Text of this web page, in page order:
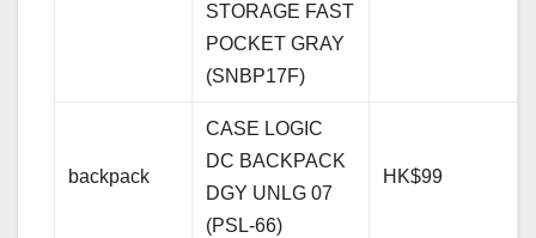
STORAGE FAST
POCKET GRAY
(SNBP17F)
backpack
CASE LOGIC
DC BACKPACK
DGY UNLG 07
(PSL-66)
HK$99